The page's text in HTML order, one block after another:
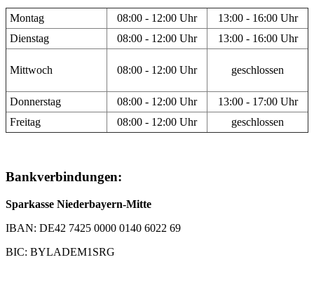
Montag 08:00 - 12:00 Uhr
13:00 - 16:00 Uhr
Dienstag
08:00 - 12:00 Uhr 13:00 - 16:00 Uhr
Mittwoch 08:00 - 12:00 Uhr geschlossen
Donnerstag 08:00 - 12:00 Uhr
13:00 - 17:00 Uhr
Freitag
08:00 - 12:00 Uhr geschlossen
Bankverbindungen:
Sparkasse Niederbayern-Mitte
IBAN: DE42 7425 0000 0140 6022 69
BIC: BYLADEM1SRG